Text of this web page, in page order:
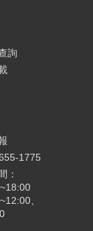
詢
1775
：
、